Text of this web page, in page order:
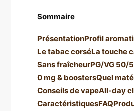
Sommaire
PrésentationProfil
Le tabac corséLa touche
Sans fraîcheurPG/VG 50/
0 mg & boostersQuel
Conseils de vapeAll-day
CaractéristiquesFAQ